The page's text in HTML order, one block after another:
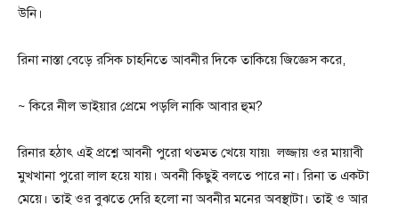
উনি।
রিনা নাস্তা বেড়ে রসিক চাহনিতে আবনীর দিকে তাকিয়ে জিজ্ঞেস করে,
~ কিরে নীল ভাইয়ার প্রেমে পড়লি নাকি আবার হুম?
রিনার হঠাৎ এই প্রশ্নে আবনী পুরো থতমত খেয়ে যায়৷ লজ্জায় ওর মায়াবী
মুখখানা পুরো লাল হয়ে যায়। অবনী কিছুই বলতে পারে না। রিনা ত একটা
মেয়ে। তাই ওর বুঝতে দেরি হলো না অবনীর মনের অবস্থাটা। তাই ও আর